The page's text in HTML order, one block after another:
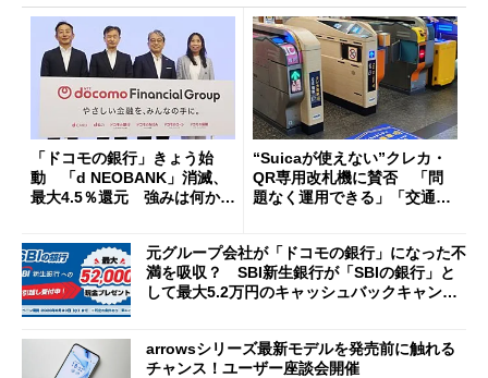
「ドコモの銀行」きょう始
動 「d NEOBANK」消滅、
最大4.5％還元 強みは何か解
“Suicaが使えない”クレカ・
QR専用改札機に賛否 「問
題なく運用できる」「交通系I
元グループ会社が「ドコモの銀行」になった不
満を吸収？ SBI新生銀行が「SBIの銀行」と
して最大5.2万円のキャッシュバックキャンペ
arrowsシリーズ最新モデルを発売前に触れる
チャンス！ユーザー座談会開催